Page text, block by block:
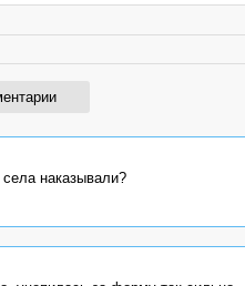
наказывали?